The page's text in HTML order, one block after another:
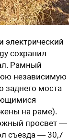
электрический
сохранил
Рамный
независимую
заднего моста
на раме).
просвет —
съезда — 30,7